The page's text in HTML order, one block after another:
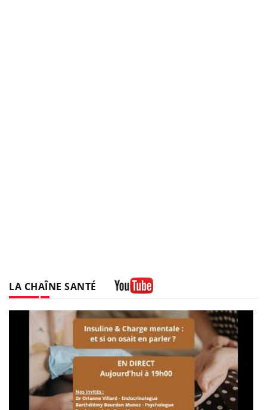
LA CHAÎNE SANTÉ